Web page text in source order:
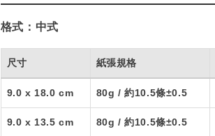
格式： 中式
尺寸 紙張規格
9.0 x 18.0 cm 80g / 約10.5條±0.5
9.0 x 13.5 cm 80g / 約10.5條±0.5